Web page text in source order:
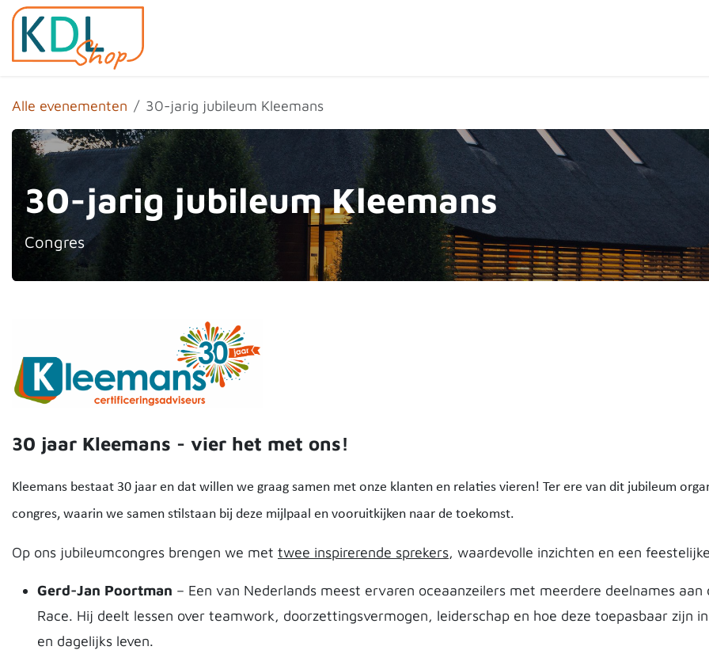
Overslaan naar inhoud
Alle evenementen 30-jarig jubileum Kleemans
30-jarig jubileum Kleemans
Congres
30 jaar Kleemans - vier het met ons!
Kleemans bestaat 30 jaar en dat willen we graag samen met onze klanten en relaties vieren! Ter ere van dit jubileum
congres, waarin we samen stilstaan bij deze mijlpaal en vooruitkijken naar de toekomst.
Op ons jubileumcongres brengen we met twee inspirerende sprekers, waardevolle inzichten en een
Gerd-Jan Poortman – Een van Nederlands meest ervaren oceaanzeilers met meerdere deelnames aan
Race. Hij deelt lessen over teamwork, doorzettingsvermogen, leiderschap en hoe deze toepasbaar zijn
en dagelijks leven.